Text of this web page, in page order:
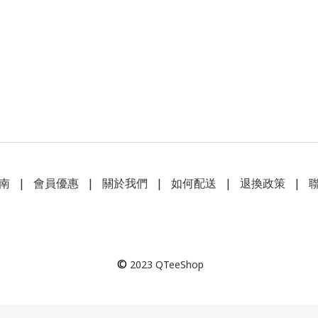
| 會員優惠| 關於我們 | 如何配送 | 退換政策|
© 2023 QTeeShop